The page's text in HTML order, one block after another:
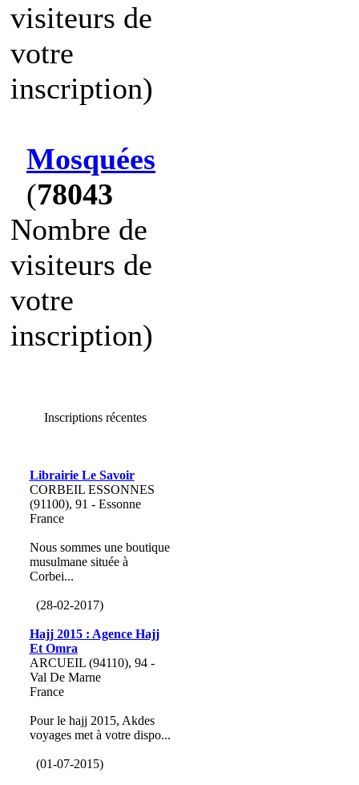
visiteurs de
votre
inscription)
Mosquées
(78043
Nombre de
visiteurs de
votre
inscription)
Inscriptions récentes
Librairie Le Savoir
CORBEIL ESSONNES
(91100), 91 - Essonne
France
Nous sommes une boutique
musulmane située à
Corbei...
(28-02-2017)
Hajj 2015 : Agence Hajj
Et Omra
ARCUEIL (94110), 94 -
Val De Marne
France
Pour le hajj 2015, Akdes
voyages met à votre dispo...
(01-07-2015)